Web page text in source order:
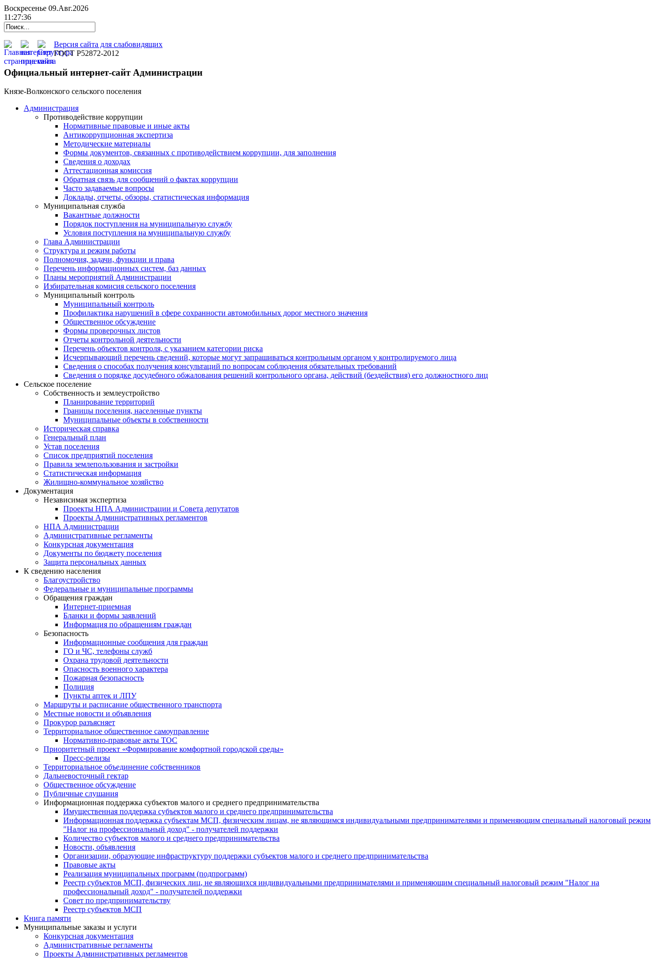
Воскресенье 09.Авг.2026
11:27:37
Версия сайта для слабовидящих
ГОСТ Р52872-2012
Официальный интернет-сайт Администрации
Князе-Волконского сельского поселения
Администрация
Противодействие коррупции
Нормативные правовые и иные акты
Антикоррупционная экспертиза
Методические материалы
Формы документов, связанных с противодействием коррупции, для заполнения
Сведения о доходах
Аттестационная комиссия
Обратная связь для сообщений о фактах коррупции
Часто задаваемые вопросы
Доклады, отчеты, обзоры, статистическая информация
Муниципальная служба
Вакантные должности
Порядок поступления на муниципальную службу
Условия поступления на муниципальную службу
Глава Администрации
Структура и режим работы
Полномочия, задачи, функции и права
Перечень информационных систем, баз данных
Планы мероприятий Администрации
Избирательная комисия сельского поселения
Муниципальный контроль
Муниципальный контроль
Профилактика нарушений в сфере сохранности автомобильных дорог местного значения
Общественное обсуждение
Формы проверочных листов
Отчеты контрольной деятельности
Перечень объектов контроля, с указанием категории риска
Исчерпывающий перечень сведений, которые могут запрашиваться контрольным органом у контролируемого лица
Сведения о способах получения консультаций по вопросам соблюдения обязательных требований
Сведения о порядке досудебного обжалования решений контрольного органа, действий (бездействия) его должностного лиц
Сельское поселение
Собственность и землеустройство
Планирование территорий
Границы поселения, населенные пункты
Муниципальные объекты в собственности
Историческая справка
Генеральный план
Устав поселения
Список предприятий поселения
Правила землепользования и застройки
Статистическая информация
Жилищно-коммунальное хозяйство
Документация
Независимая экспертиза
Проекты НПА Администрации и Совета депутатов
Проекты Административных регламентов
НПА Администрации
Административные регламенты
Конкурсная документация
Документы по бюджету поселения
Защита персональных данных
К сведению населения
Благоустройство
Федеральные и муниципальные программы
Обращения граждан
Интернет-приемная
Бланки и формы заявлений
Информация по обращениям граждан
Безопасность
Информационные сообщения для граждан
ГО и ЧС, телефоны служб
Охрана трудовой деятельности
Опасность военного характера
Пожарная безопасность
Полиция
Пункты аптек и ЛПУ
Маршруты и расписание общественного транспорта
Местные новости и объявления
Прокурор разъясняет
Территориальное общественное самоуправление
Нормативно-правовые акты ТОС
Приоритетный проект «Формирование комфортной городской среды»
Пресс-релизы
Территориальное объединение собственников
Дальневосточный гектар
Общественное обсуждение
Публичные слушания
Информационная поддержка субъектов малого и среднего предпринимательства
Имущественная поддержка субъектов малого и среднего предпринимательства
Информационная поддержка субъектам МСП, физическим лицам, не являющимся индивидуальными предпринимателями и применяющим специальный налоговый режим
"Налог на профессиональный доход" - получателей поддержки
Количество субъектов малого и среднего предпринимательства
Новости, объявления
Организации, образующие инфраструктуру поддержки субъектов малого и среднего предпринимательства
Правовые акты
Реализация муниципальных программ (подпрограмм)
Реестр субъектов МСП, физических лиц, не являющихся индивидуальными предпринимателями и применяющим специальный налоговый режим "Налог на
профессиональный доход" - получателей поддержки
Совет по предпринимательству
Реестр субъектов МСП
Книга памяти
Муниципальные заказы и услуги
Конкурсная документация
Административные регламенты
Проекты Административных регламентов